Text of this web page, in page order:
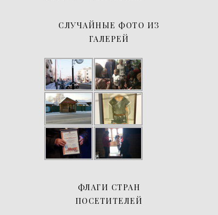
СЛУЧАЙНЫЕ ФОТО ИЗ
ГАЛЕРЕЙ
ФЛАГИ СТРАН
ПОСЕТИТЕЛЕЙ